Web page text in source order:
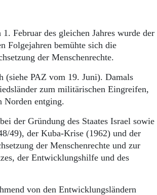
Februar des gleichen Jahres wurde der
Folgejahren bemühte sich die
der Menschenrechte.
(siehe PAZ vom 19. Juni). Damals
zum militärischen Eingreifen,
Norden entging.
der Gründung des Staates Israel sowie
49), der Kuba-Krise (1962) und der
der Menschenrechte und zur
der Entwicklungshilfe und des
von den Entwicklungsländern